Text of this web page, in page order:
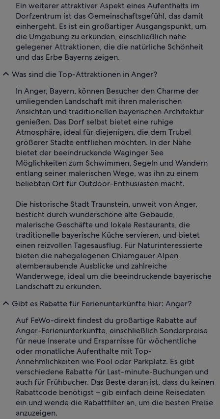
Ein weiterer attraktiver Aspekt eines Aufenthalts im
Dorfzentrum ist das Gemeinschaftsgefühl, das damit
einhergeht. Es ist ein großartiger Ausgangspunkt, um
die Umgebung zu erkunden, einschließlich nahe
gelegener Attraktionen, die die natürliche Schönheit
und das Erbe Bayerns zeigen.
Was sind die Top-Attraktionen in Anger?
In Anger, Bayern, können Besucher den Charme der
umliegenden Landschaft mit ihren malerischen
Ansichten und traditionellen bayerischen Architektur
genießen. Das Dorf selbst bietet eine ruhige
Atmosphäre, ideal für diejenigen, die dem Trubel
größerer Städte entfliehen möchten. In der Nähe
bietet der beeindruckende Waginger See
Möglichkeiten zum Schwimmen, Segeln und Wandern
entlang seiner malerischen Wege, was ihn zu einem
beliebten Ort für Outdoor-Enthusiasten macht.
Die historische Stadt Traunstein, unweit von Anger,
besticht durch wunderschöne alte Gebäude,
malerische Geschäfte und lokale Restaurants, die
traditionelle bayerische Küche servieren, und bietet
einen reizvollen Tagesausflug. Für Naturinteressierte
bieten die nahegelegenen Chiemgauer Alpen
atemberaubende Ausblicke und zahlreiche
Wanderwege, ideal um die beeindruckende bayerische
Landschaft zu erkunden.
Gibt es Rabatte für Ferienunterkünfte hier: Anger?
Auf FeWo-direkt findest du großartige Rabatte auf
Anger-Ferienunterkünfte, einschließlich Sonderpreise
für neue Inserate und Ersparnisse für wöchentliche
oder monatliche Aufenthalte mit Top-
Annehmlichkeiten wie Pool oder Parkplatz. Es gibt
verschiedene Rabatte für Last-minute-Buchungen und
auch für Frühbucher. Das Beste daran ist, dass du keinen
Rabattcode benötigst – gib einfach deine Reisedaten
ein und wende die Rabattfilter an, um die besten Preise
anzuzeigen.